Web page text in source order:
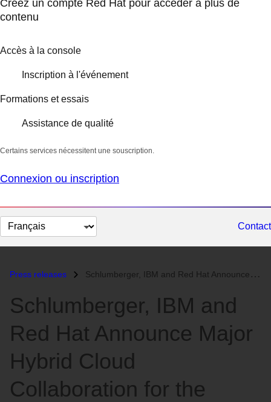
Créez un compte Red Hat pour accéder à plus de
contenu
Accès à la console
Inscription à l'événement
Formations et essais
Assistance de qualité
Certains services nécessitent une souscription.
Connexion ou inscription
Changer
la
Contact
Press releases Schlumberger, IBM and Red Hat Announce Major Hybrid Cloud Collaboratio...
Schlumberger, IBM and
Red Hat Announce Major
Hybrid Cloud
Collaboration for the